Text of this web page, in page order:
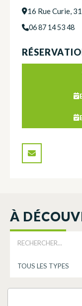
16 Rue Curie,
06 87 14 53 48
À